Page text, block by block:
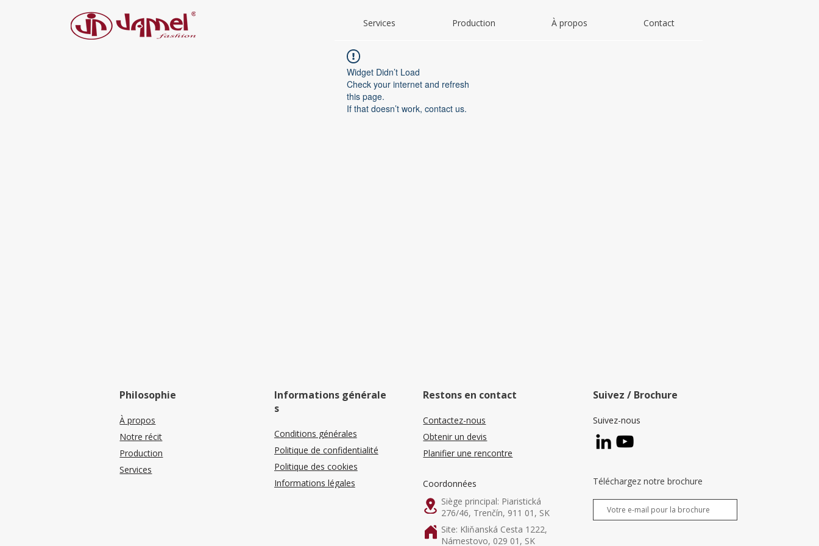
Services Production À propos Contact
Widget Didn’t Load
Check your internet and refresh
this page.
If that doesn’t work, contact us.
Philosophie
À propos
Notre récit
Production
Services
Informations générale
s
Conditions générales
Politique de confidentialité
Politique des cookies
Informations légales
Restons en contact
Contactez-nous
Obtenir un devis
Planifier une rencontre
Coordonnées
Siège principal: Piaristická
276/46, Trenčín, 911 01, SK
Site: Kliňanská Cesta 1222,
Námestovo, 029 01, SK
Suivez / Brochure
Suivez-nous
Téléchargez notre brochure